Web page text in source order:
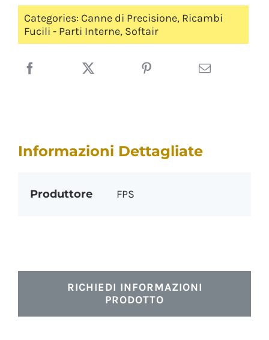
Categories: Canne di Precisione, Ricambi
Fucili - Parti Interne, Softair
Informazioni Dettagliate
Produttore FPS
RICHIEDI INFORMAZIONI
PRODOTTO